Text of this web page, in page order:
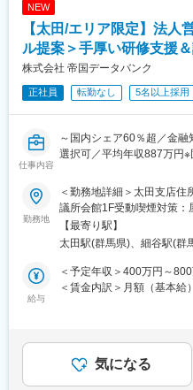
継支援サービスや教育ツー
訪問から報告書作成、提案
題解決力を発揮し、企業の
・企業信用調査のデータは
融・経営知識を実務で深め
・社長や会社役員から企業
■働く環境：
充実した研修制度とメンタ
してスタート可能。報告書
上にも取り組んでいます。
国内シェア60％超を誇る
や企業間取引で利用される
NEW
【太田/エリア限定】法人
ル提案＞手厚い研修支援
株式会社 帝国データバンク
正社員 転勤なし 5名以上採用
仕事内容
～国内シェア60％超／金
選択可／平均年収887万円
■業務内容：
経営者と直接対話し、企業
ィング営業」をお任せしま
金融・経営知識を実務で深
場価値を高められる環境で
1. 企業信用調査
・対象企業へ訪問し、事業
・企業信用調査で得た情報
し、課題解決をご提案。
例１：与信管理に課題のあ
勤務地
＜勤務地詳細＞太田支店住所：
議所会館1F受動喫煙対策
務上の都合により変更の可
【最寄り駅】
太田駅(群馬県)、細谷駅(群
給与
＜予定年収＞400万円～
＜賃金内訳＞月額（基本
後）：800 万円（月給 35
※モデル年収は全国総合職
額であり、選考を通じて上
気になる